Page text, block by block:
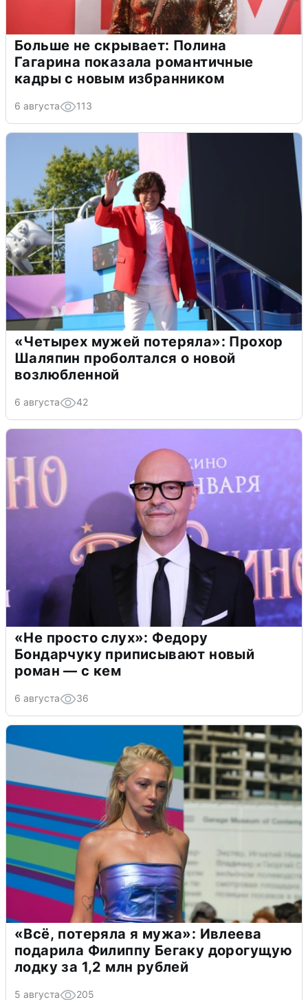
Больше не скрывает: Полина
Гагарина показала романтичные
кадры с новым избранником
6 августа 113
«Четырех мужей потеряла»: Прохор
Шаляпин проболтался о новой
возлюбленной
6 августа 42
«Не просто слух»: Федору
Бондарчуку приписывают новый
роман — с кем
6 августа 36
«Всё, потеряла я мужа»: Ивлеева
подарила Филиппу Бегаку дорогущую
лодку за 1,2 млн рублей
5 августа 205